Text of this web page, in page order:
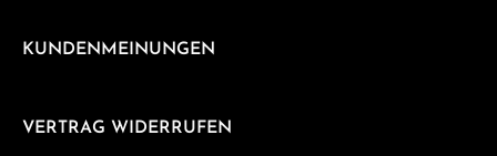
KUNDENMEINUNGEN
VERTRAG WIDERRUFEN